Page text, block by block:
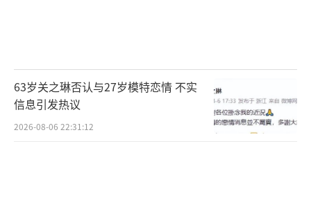
63岁关之琳否认与27岁模特恋情 不实
信息引发热议
2026-08-06 22:31:12